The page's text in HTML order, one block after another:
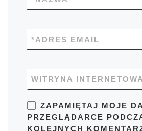
ADRES EMAIL
*
WITRYNA INTERNETOWA
ZAPAMIĘTAJ MOJE
PRZEGLĄDARCE
KOLEJNYCH